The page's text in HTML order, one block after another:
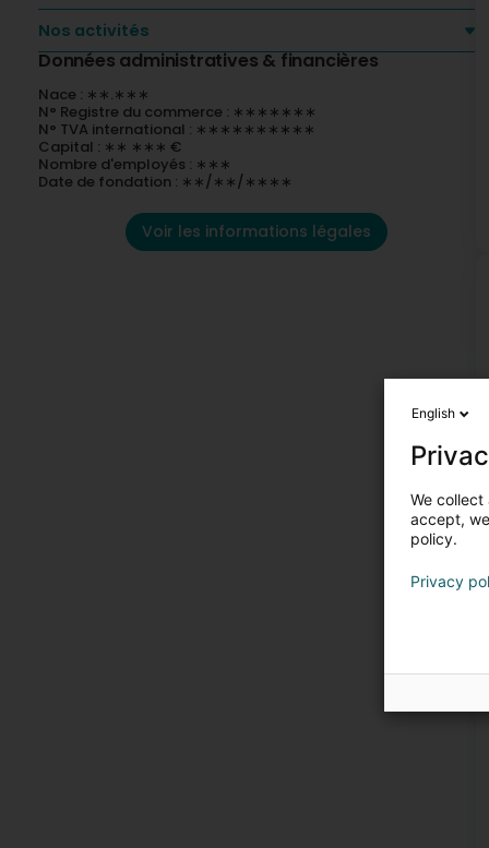
Nos activités
Données administratives & financières
Nace : ∗∗.∗∗∗
N° Registre du commerce : ∗∗∗∗∗∗∗
N° TVA international : ∗∗∗∗∗∗∗∗∗∗
Capital : ∗∗ ∗∗∗ €
Nombre d'employés : ∗∗∗
Date de fondation : ∗∗/∗∗/∗∗∗∗
Voir les informations légales
English
We
accept,
policy.
Privacy